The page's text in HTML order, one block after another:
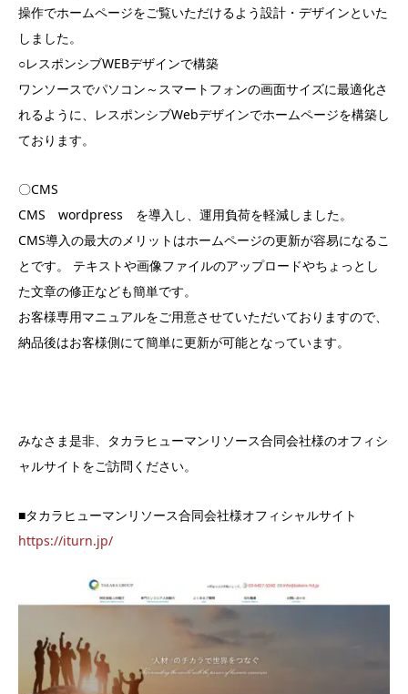
操作でホームページをご覧いただけるよう設計・デザインといた
しました。
○レスポンシブWEBデザインで構築
ワンソースでパソコン～スマートフォンの画面サイズに最適化さ
れるように、レスポンシブWebデザインでホームページを構築し
ております。
〇CMS
CMS wordpress を導入し、運用負荷を軽減しました。
CMS導入の最大のメリットはホームページの更新が容易になるこ
とです。 テキストや画像ファイルのアップロードやちょっとし
た文章の修正なども簡単です。
お客様専用マニュアルをご用意させていただいておりますので、
納品後はお客様側にて簡単に更新が可能となっています。
みなさま是非、タカラヒューマンリソース合同会社様のオフィシ
ャルサイトをご訪問ください。
■タカラヒューマンリソース合同会社様オフィシャルサイト
https://iturn.jp/